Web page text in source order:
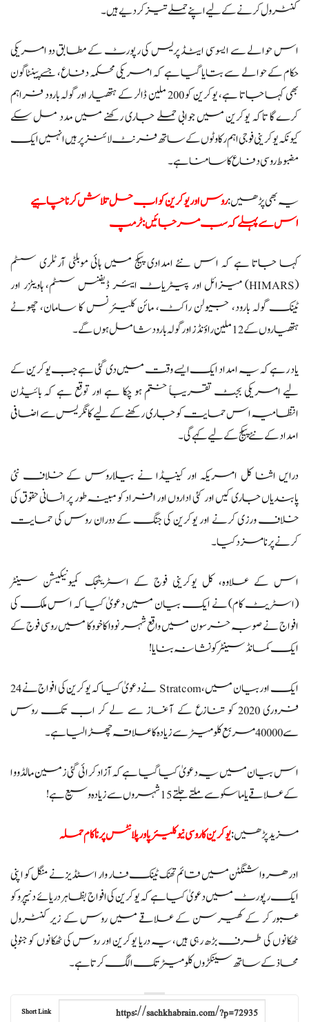
کنٹرول کرنے کے لیے اپنے حملے تیز کر دیے ہیں۔
اس حوالے سے ایسوسی ایٹڈ پریس کی رپورٹ کے مطابق دو امریکی
حکام کے حوالے سے بتایا گیا ہے کہ امریکی محکمہ دفاع، جسے پینٹاگون
بھی کہا جاتا ہے، یوکرین کو 200 ملین ڈالر کے ہتھیار اور گولہ بارود فراہم
کرے گا تاکہ یوکرین میں جوابی حملے جاری رکھنے میں مدد مل سکے
کیونکہ یوکرینی فوجی اہم رکاوٹوں کے ساتھ فرنٹ لائنز پر ہیں انہیں ایک
مضبوط روسی دفاع کا سامنا ہے۔
یہ بھی پڑھیں:روس اور یوکرین کو اب حل تلاش کرنا چاہیے
اس سے پہلے کہ سب مر جائیں: ٹرمپ
کہا جاتا ہے کہ اس نئے امدادی پیکج میں ہائی موبلٹی آرٹلری سسٹم
(HIMARS) میزائل اور پیٹریاٹ ایئر ڈیفنس سسٹم، ہاویٹزر اور
ٹینک گولہ بارود، جیولن راکٹ، مائن کلیئرنس کا سامان، چھوٹے
ہتھیاروں کے 12 ملین راؤنڈز اور گولہ بارود شامل ہوں گے۔
یاد رہے کہ یہ امداد ایک ایسے وقت میں دی گئی ہے جب یوکرین کے
لیے امریکی بجٹ تقریباً ختم ہو چکا ہے اور توقع ہے کہ بائیڈن
انتظامیہ اس حمایت کو جاری رکھنے کے لیے کانگریس سے اضافی
امداد کے نئے پیکج کے لیے کہے گی۔
درایں اثنا کل امریکہ اور کینیڈا نے بیلاروس کے خلاف نئی
پابندیاں جاری کیں اور کئی اداروں اور افراد کو مبینہ طور پر انسانی حقوق کی
خلاف ورزی کرنے اور یوکرین کی جنگ کے دوران روس کی حمایت
کرنے پر نامزد کیا۔
اس کے علاوہ، کل یوکرینی فوج کے اسٹریٹجک کمیونیکیشن سینٹر
(اسٹریٹ کام) نے ایک بیان میں دعویٰ کیا کہ اس ملک کی
افواج نے صوبہ خرسون میں واقع شہر نووا کاخووکا میں روسی فوج کے
ایک کمانڈ سینٹر کو نشانہ بنایا!
ایک اور بیان میں، Stratcom نے دعویٰ کیا کہ یوکرین کی افواج نے 24
فروری 2020 کو تنازع کے آغاز سے لے کر اب تک روس
سے 40000 مربع کلومیٹر سے زیادہ کا علاقہ چھڑا لیا ہے۔
اس بیان میں یہ دعویٰ کیا گیا ہے کہ آزاد کرائی گئی زمین مالڈووا
کے علاقے یا ماسکو سے ملتے جلتے 15 شہروں سے زیادہ وسیع ہے!
مزید پڑھیں:یوکرین کا روسی نیوکلیئر پاور پلانٹس پر ناکام حملہ
ادرھر واشنگٹن میں قائم تھنک ٹینک فار وار اسٹڈیز نے منگل کو اپنی
ایک رپورٹ میں دعویٰ کیا ہے کہ یوکرین کی افواج بظاہر دریائے دنیپرو کو
عبور کر کے کھیرسن کے علاقے میں روس کے زیر کنٹرول
ٹھکانوں کی طرف بڑھ رہی ہیں، یہ دریا یوکرین اور روس کی ٹھکانوں کو جنوبی
محاذ کے ساتھ سینکڑوں کلومیٹر تک الگ کرتا ہے۔
Short Link